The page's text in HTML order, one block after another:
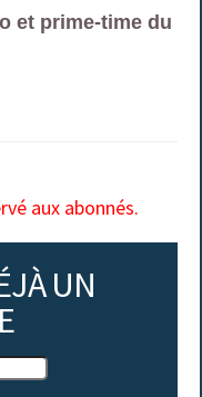
et prime-time du
aux abonnés.
UN